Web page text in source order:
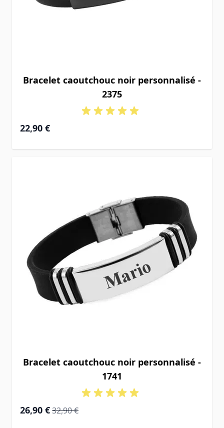
Bracelet caoutchouc noir personnalisé -
2375
22,90 €
Bracelet caoutchouc noir personnalisé -
1741
Prix Spécial
26,90 € Prix normal
32,90 €